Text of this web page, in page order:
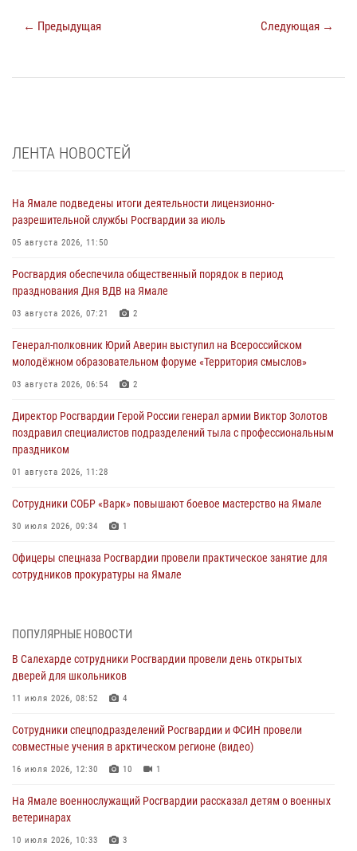
← Предыдущая Следующая →
ЛЕНТА НОВОСТЕЙ
На Ямале подведены итоги деятельности лицензионно-
разрешительной службы Росгвардии за июль
05 августа 2026, 11:50
Росгвардия обеспечила общественный порядок в период
празднования Дня ВДВ на Ямале
03 августа 2026, 07:21 2
Генерал-полковник Юрий Аверин выступил на Всероссийском
молодёжном образовательном форуме «Территория смыслов»
03 августа 2026, 06:54 2
Директор Росгвардии Герой России генерал армии Виктор Золотов
поздравил специалистов подразделений тыла с профессиональным
праздником
01 августа 2026, 11:28
Сотрудники СОБР «Варк» повышают боевое мастерство на Ямале
30 июля 2026, 09:34 1
Офицеры спецназа Росгвардии провели практическое занятие для
сотрудников прокуратуры на Ямале
В Уральском округе Росгвардии состоялось заседание
29 июля 2026, 10:39
Сотрудники СОБР «Варк» приняли участие в чемпионате Уральского
28 июля 2026, 05:28
На Полярном круге Росгвардия обеспечила безопасность турнира
Акция «Каникулы с Росгвардией» продолжается на Ямале
ПОПУЛЯРНЫЕ НОВОСТИ
В Салехарде сотрудники Росгвардии провели день открытых
дверей для школьников
11 июля 2026, 08:52 4
Сотрудники спецподразделений Росгвардии и ФСИН провели
совместные учения в арктическом регионе (видео)
16 июля 2026, 12:30 10 1
На Ямале военнослужащий Росгвардии рассказал детям о военных
ветеринарах
10 июля 2026, 10:33 3